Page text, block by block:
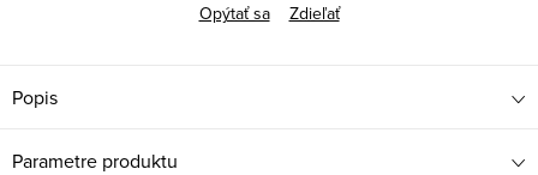
Opýtať sa
Zdieľať
Popis
Parametre produktu